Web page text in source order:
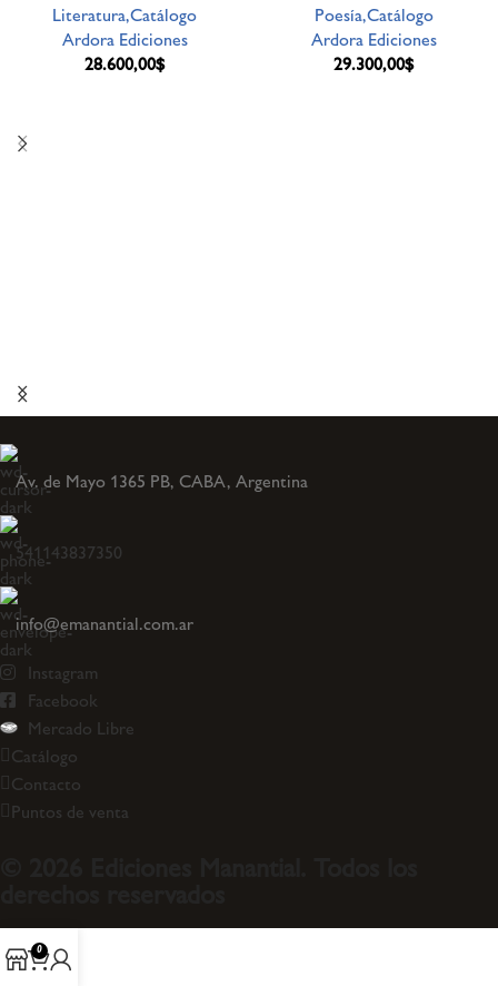
Literatura,Catálogo
Ardora Ediciones
28.600,00$
Poesía,Catálogo
Ardora Ediciones
29.300,00$
Av. de Mayo 1365 PB, CABA, Argentina
541143837350
info@emanantial.com.ar
Instagram
Facebook
Mercado Libre
Catálogo
Contacto
Puntos de venta
0